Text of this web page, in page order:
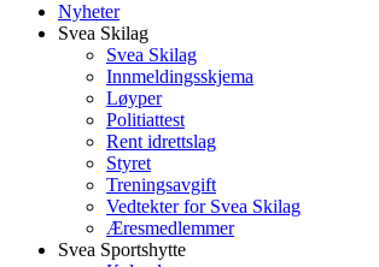
Nyheter
Svea Skilag
Svea Skilag
Innmeldingsskjema
Løyper
Politiattest
Rent idrettslag
Styret
Treningsavgift
Vedtekter for Svea Skilag
Æresmedlemmer
Svea Sportshytte